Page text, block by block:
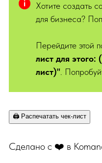
Хотите создать
для бизнеса?
Перейдите этой
лист для
лист)" .
🖨️ Распечатать чек-лист
Сделано с ❤️ в